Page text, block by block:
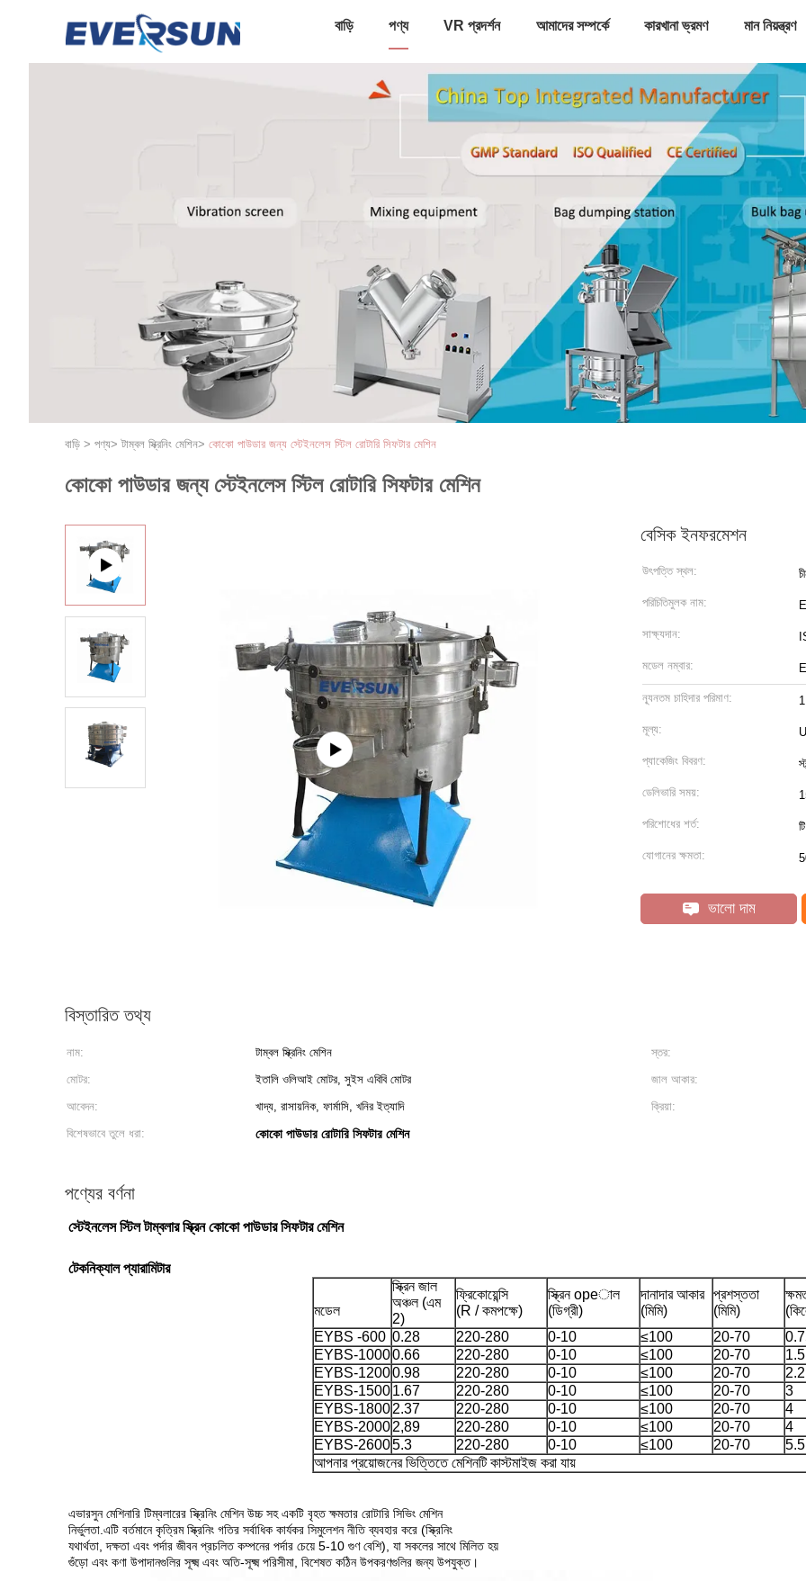
বাড়ি পণ্য VR প্রদর্শন আমাদের সম্পর্কে কারখানা ভ্রমণ মান নিয়ন্ত্রণ
বাড়ি > পণ্য>টাম্বল স্ক্রিনিং মেশিন> কোকো পাউডার জন্য স্টেইনলেস স্টিল রোটারি সিফটার মেশিন
কোকো পাউডার জন্য স্টেইনলেস স্টিল রোটারি সিফটার মেশিন
বেসিক ইনফরমেশন
উৎপত্তি স্থল:
পরিচিতিমুলক নাম:
সাক্ষ্যদান:
মডেল নম্বার:
ন্যূনতম চাহিদার পরিমাণ:
মূল্য:
প্যাকেজিং বিবরণ:
ডেলিভারি সময়:
পরিশোধের শর্ত:
যোগানের ক্ষমতা:
ভালো দাম
বিস্তারিত তথ্য
নাম: টাম্বল স্ক্রিনিং মেশিন স্তর:
মোটর:
ইতালি ওলিআই মোটর, সুইস এবিবি মোটর জাল আকার:
আবেদন:
খাদ্য, রাসায়নিক, ফার্মাসি, খনির ইত্যাদি ক্রিয়া:
বিশেষভাবে তুলে ধরা:
কোকো পাউডার রোটারি সিফটার মেশিন
পণ্যের বর্ণনা
স্টেইনলেস স্টিল টাম্বলার স্ক্রিন কোকো পাউডার সিফটার মেশিন
টেকনিক্যাল প্যারামিটার
মডেল
স্ক্রিন জাল
অঞ্চল (এম
2)
ফ্রিকোয়েন্সি
(R / কমপক্ষে)
স্ক্রিন opeাল
(ডিগ্রী)
দানাদার আকার
(মিমি)
প্রশস্ততা
(মিমি)
EYBS -600 0.28 220-280 0-10 ≤100 20-70
EYBS-10000.66 220-280 0-10 ≤100 20-70
1.5
EYBS-12000.98 220-280 0-10 ≤100 20-70
2.2
EYBS-15001.67 220-280 0-10 ≤100 20-70
3
EYBS-18002.37 220-280 0-10 ≤100 20-70
4
EYBS-20002,89 220-280 0-10 ≤100 20-70
4
EYBS-26005.3 220-280 0-10 ≤100 20-70
5.5
আপনার প্রয়োজনের ভিত্তিতে মেশিনটি কাস্টমাইজ করা যায়
এভারসুন মেশিনারি টিম্বলারের স্ক্রিনিং মেশিন উচ্চ সহ একটি বৃহত ক্ষমতার রোটারি সিভিং মেশিন
নির্ভুলতা.এটি বর্তমানে কৃত্রিম স্ক্রিনিং গতির সর্বাধিক কার্যকর সিমুলেশন নীতি ব্যবহার করে (স্ক্রিনিং
যথার্থতা, দক্ষতা এবং পর্দার জীবন প্রচলিত কম্পনের পর্দার চেয়ে 5-10 গুণ বেশি), যা সকলের সাথে মিলিত হয়
গুঁড়ো এবং কণা উপাদানগুলির সূক্ষ্ম এবং অতি-সূক্ষ্ম পরিসীমা, বিশেষত কঠিন উপকরণগুলির জন্য উপযুক্ত।